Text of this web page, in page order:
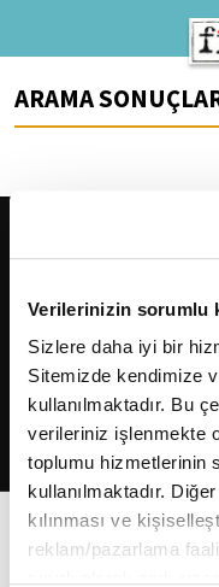
Verilerinizin sorumlu
Sizlere daha iyi bir
Sitemizde kendimize
kullanılmaktadır. Bu
verileriniz işlenmekte
toplumu hizmetlerinin
kullanılmaktadır.
kılınması ve
reklam/pazarlama
ARAMA
2026Fikriyat. Tüm